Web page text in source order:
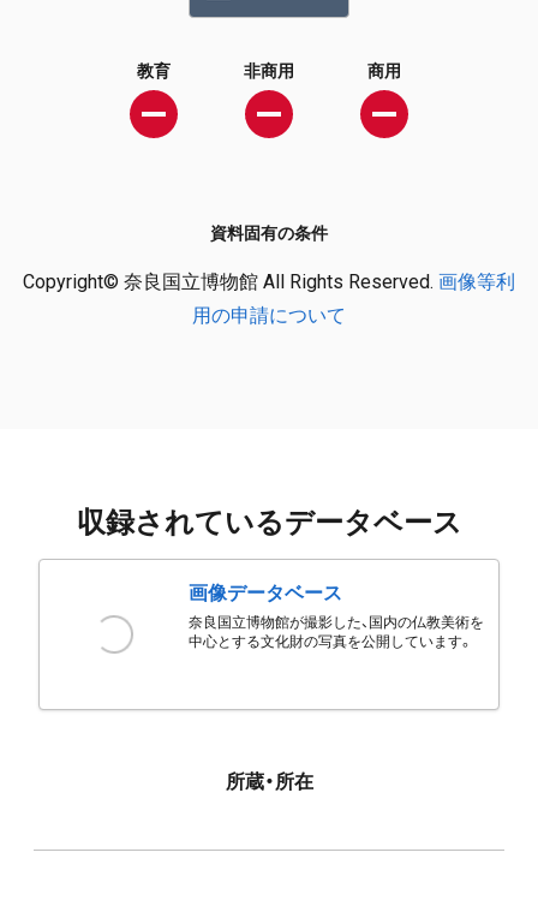
教育 非商用 商用
資料固有の条件
Copyright© 奈良国立博物館 All Rights Reserved. 画像等利
用の申請について
収録されているデータベース
画像データベース
奈良国立博物館が撮影した、国内の仏教美術を
中心とする文化財の写真を公開しています。
所蔵・所在